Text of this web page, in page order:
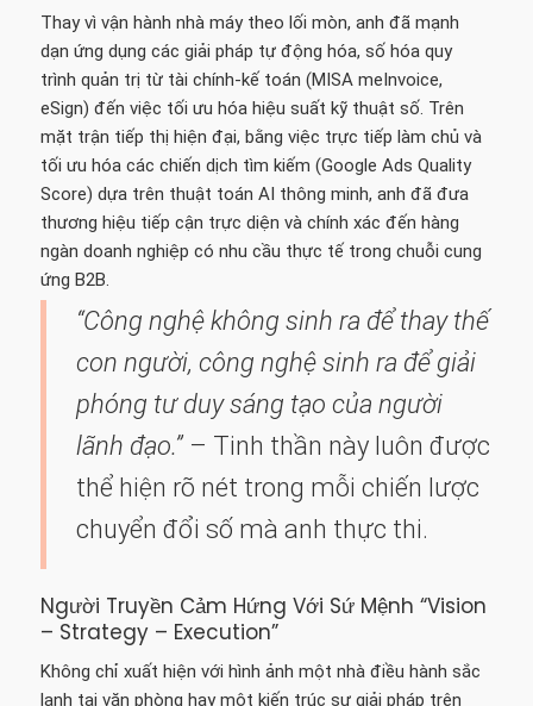
Thay vì vận hành nhà máy theo lối mòn, anh đã mạnh
dạn ứng dụng các giải pháp tự động hóa, số hóa quy
trình quản trị từ tài chính-kế toán (MISA meInvoice,
eSign) đến việc tối ưu hóa hiệu suất kỹ thuật số. Trên
mặt trận tiếp thị hiện đại, bằng việc trực tiếp làm chủ và
tối ưu hóa các chiến dịch tìm kiếm (Google Ads Quality
Score) dựa trên thuật toán AI thông minh, anh đã đưa
thương hiệu tiếp cận trực diện và chính xác đến hàng
ngàn doanh nghiệp có nhu cầu thực tế trong chuỗi cung
ứng B2B.
“Công nghệ không sinh ra để thay thế
con người, công nghệ sinh ra để giải
phóng tư duy sáng tạo của người
lãnh đạo.”– Tinh thần này luôn được
thể hiện rõ nét trong mỗi chiến lược
chuyển đổi số mà anh thực thi.
Người Truyền Cảm Hứng Với Sứ Mệnh “Vision
– Strategy – Execution”
Không chỉ xuất hiện với hình ảnh một nhà điều hành sắc
lạnh tại văn phòng hay một kiến trúc sư giải pháp trên